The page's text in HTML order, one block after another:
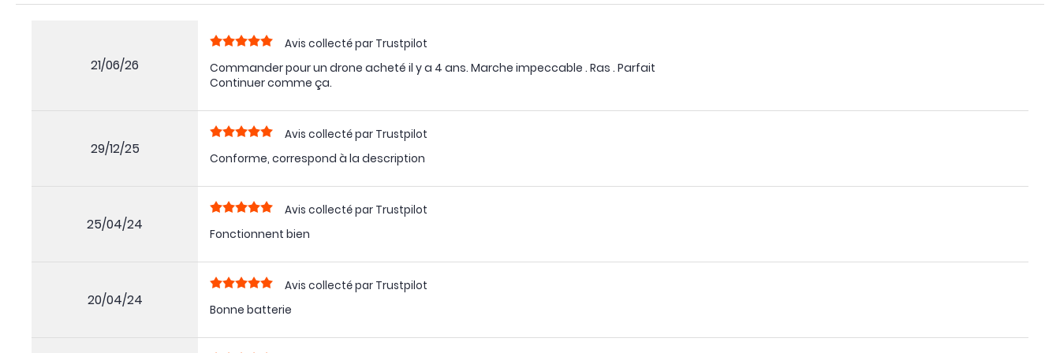
21/06/26
Avis collecté par Trustpilot
Commander pour un drone acheté il y a 4 ans. Marche impeccable . Ras . Parfait
Continuer comme ça.
29/12/25
Avis collecté par Trustpilot
Conforme, correspond à la description
25/04/24
Avis collecté par Trustpilot
Fonctionnent bien
20/04/24
Avis collecté par Trustpilot
Bonne batterie